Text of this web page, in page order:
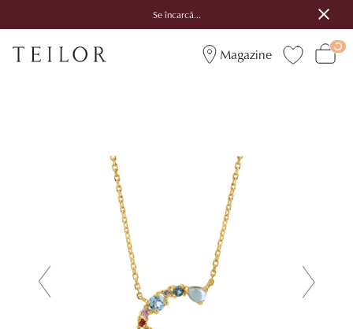
Se încarcă...
Magazine